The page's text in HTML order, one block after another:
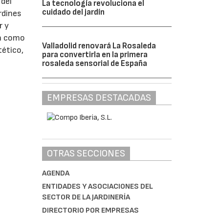
y
como
La tecnología revoluciona el
cuidado del jardín
Valladolid renovará La Rosaleda
para convertirla en la primera
rosaleda sensorial de España
EMPRESAS DESTACADAS
OTRAS SECCIONES
AGENDA
ENTIDADES Y ASOCIACIONES DEL
SECTOR DE LA JARDINERÍA
DIRECTORIO POR EMPRESAS